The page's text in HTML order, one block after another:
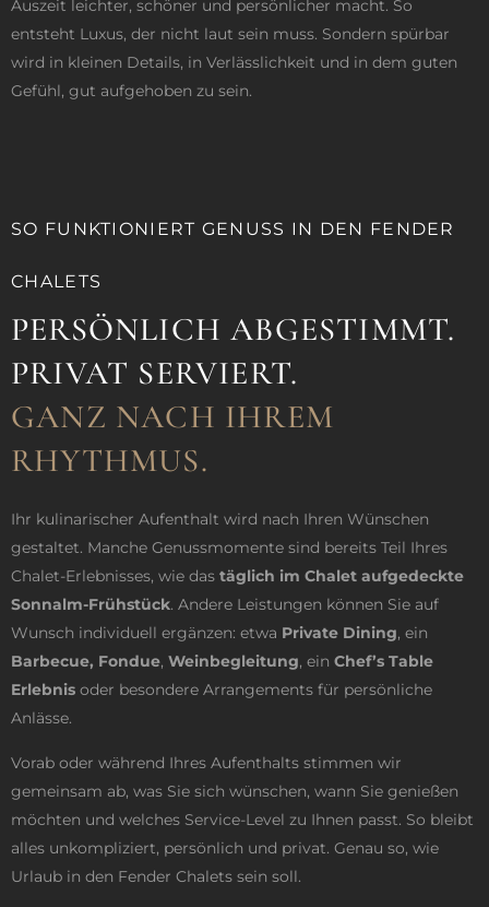
Auszeit leichter, schöner und persönlicher macht. So
entsteht Luxus, der nicht laut sein muss. Sondern spürbar
wird in kleinen Details, in Verlässlichkeit und in dem guten
Gefühl, gut aufgehoben zu sein.
SO FUNKTIONIERT GENUSS IN DEN FENDER
CHALETS
PERSÖNLICH ABGESTIMMT.
PRIVAT SERVIERT.
GANZ NACH IHREM
RHYTHMUS.
Ihr kulinarischer Aufenthalt wird nach Ihren Wünschen
gestaltet. Manche Genussmomente sind bereits Teil Ihres
Chalet-Erlebnisses, wie das täglich im Chalet aufgedeckte
Sonnalm-Frühstück. Andere Leistungen können Sie auf
Wunsch individuell ergänzen: etwa Private Dining, ein
Barbecue, Fondue, Weinbegleitung, ein Chef’s Table
Erlebnis oder besondere Arrangements für persönliche
Anlässe.
Vorab oder während Ihres Aufenthalts stimmen wir
gemeinsam ab, was Sie sich wünschen, wann Sie genießen
möchten und welches Service-Level zu Ihnen passt. So bleibt
alles unkompliziert, persönlich und privat. Genau so, wie
Urlaub in den Fender Chalets sein soll.